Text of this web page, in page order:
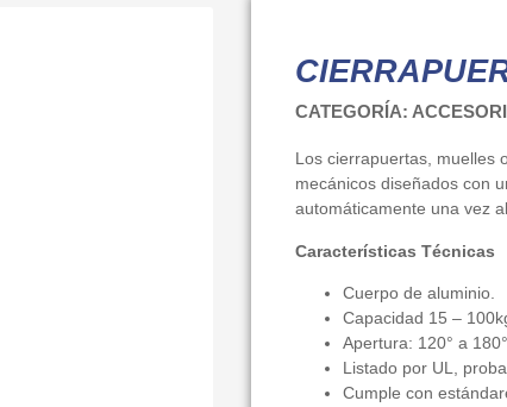
CATEGORÍA:
Los cierrapuertas, muelles
mecánicos diseñados con
automáticamente una vez
Características Técnicas
Cuerpo de aluminio.
Capacidad 15 –
Apertura: 120° a 180°.
Listado por UL,
Cumple con